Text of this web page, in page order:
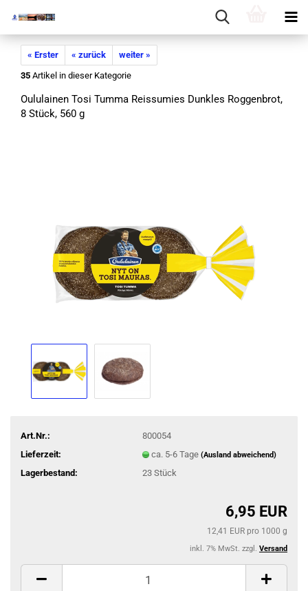
« Erster « zurück
weiter »
35 Artikel in dieser Kategorie
Ou­lu­lai­nen Tosi Tumma Reis­su­mies Dunk­les Rog­gen­brot,
8 Stück, 560 g
Art.Nr.:
800054
Lieferzeit:
ca. 5-6 Tage (Ausland abweichend)
Lagerbestand: 23 Stück
6,95 EUR
12,41 EUR pro 1000 g
inkl. 7% MwSt. zzgl. Versand